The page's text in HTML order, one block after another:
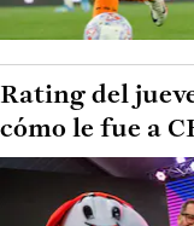
Rating del
cómo le fue a